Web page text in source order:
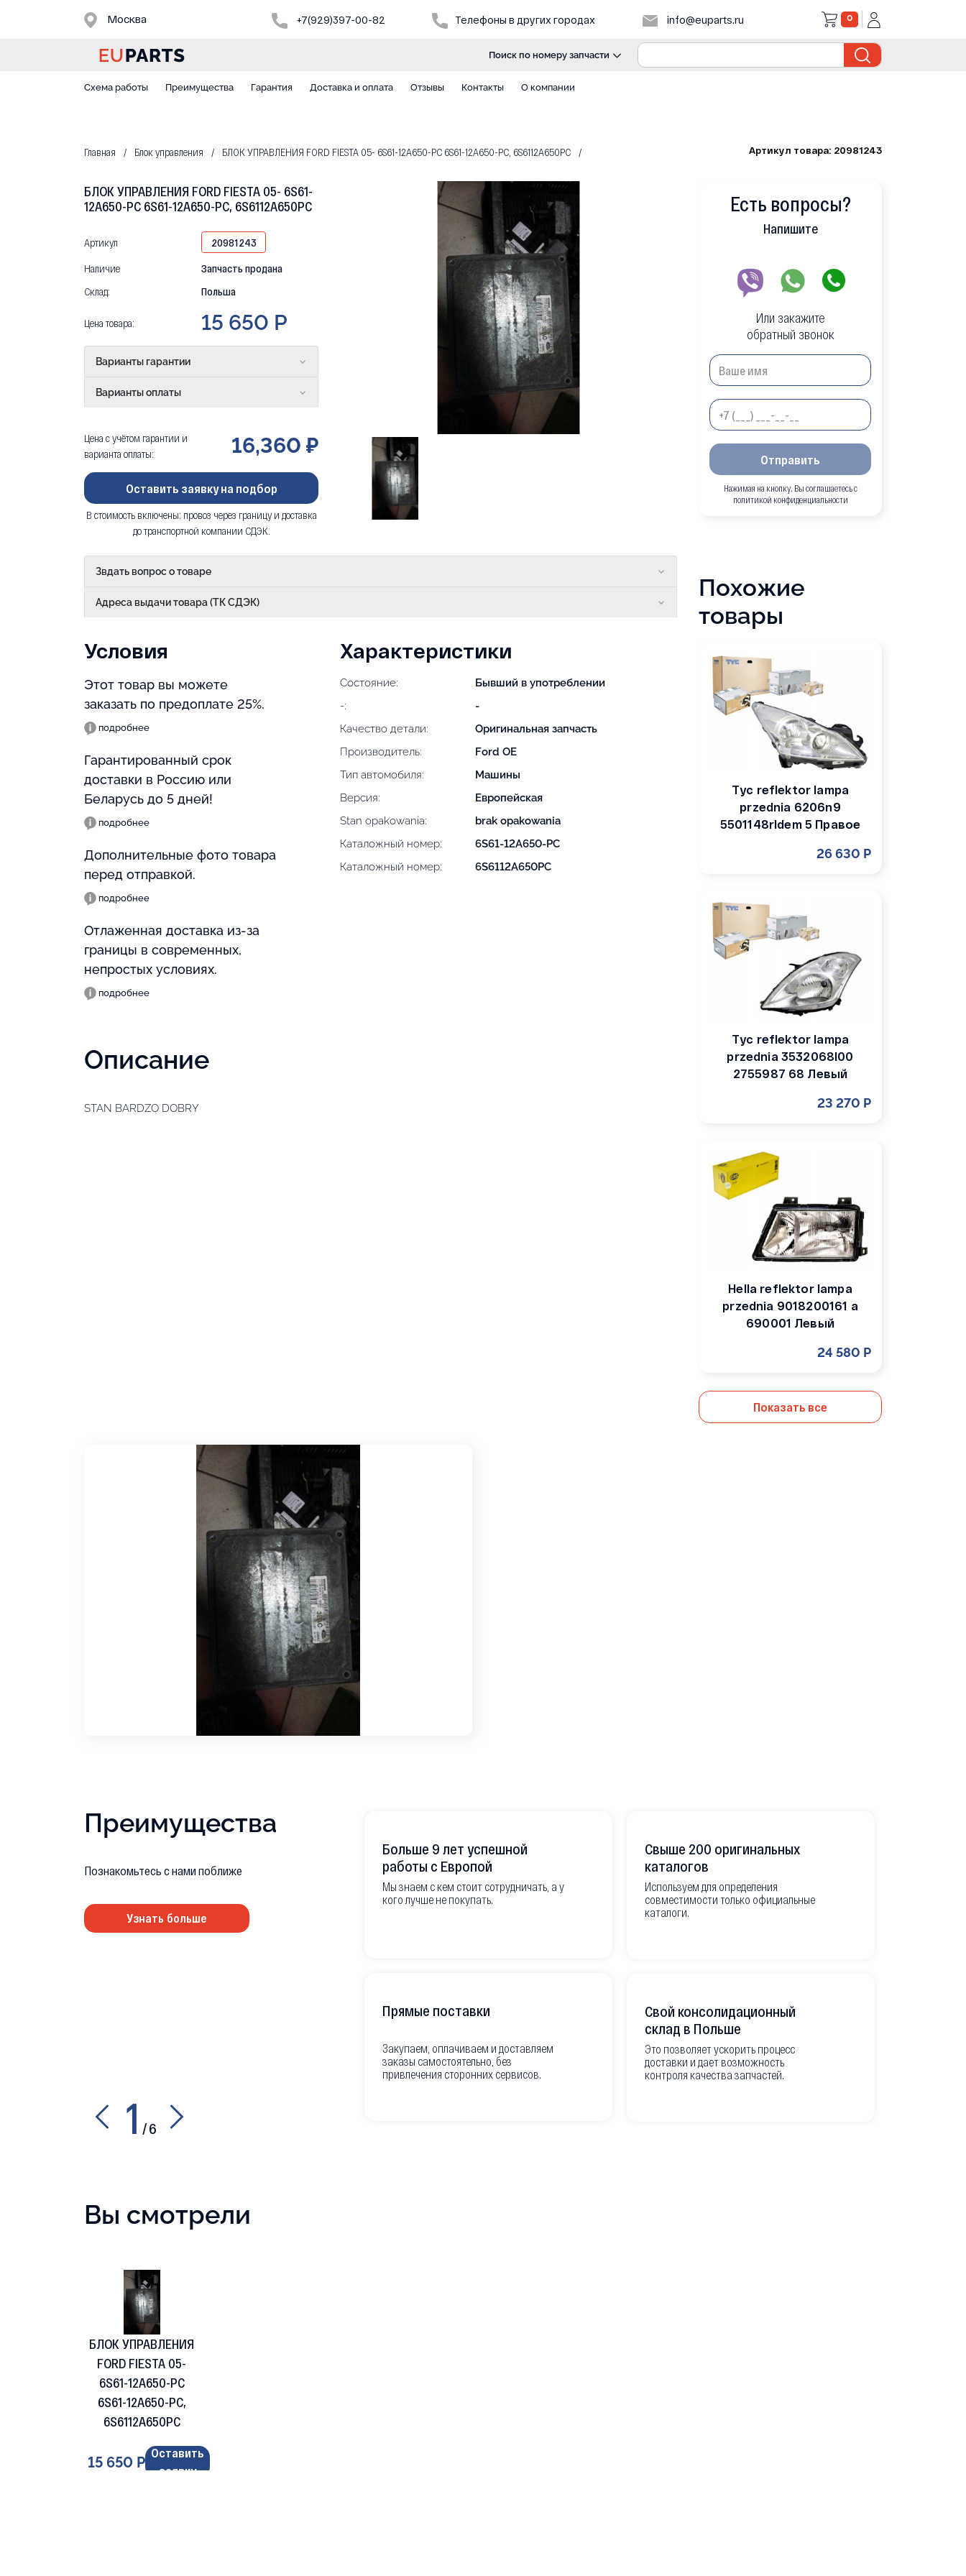
Москва +7(929)397-00-82 Телефоны в других городах info@euparts.ru 0
Поиск по номеру запчасти
Схема работы Преимущества Гарантия Доставка и оплата Отзывы Контакты О компании
Главная Блок управления БЛОК УПРАВЛЕНИЯ FORD FIESTA 05- 6S61-12A650-PC 6S61-12A650-PC, 6S6112A650PC Артикул товара: 20981243
БЛОК УПРАВЛЕНИЯ FORD FIESTA 05- 6S61-
12A650-PC 6S61-12A650-PC, 6S6112A650PC
Артикул
20981243
Наличие
Запчасть продана
Склад:
Польша
Цена товара: 15 650 Р
Варианты гарантии
Варианты оплаты
Цена с учётом гарантии и
варианта оплаты:
16,360 ₽
Оставить заявку на подбор
В стоимость включены: провоз через границу и доставка
до транспортной компании СДЭК.
Звдать вопрос о товаре
Адреса выдачи товара (ТК СДЭК)
Условия
Этот товар вы можете
заказать по предоплате 25%.
подробнее
Гарантированный срок
доставки в Россию или
Беларусь до 5 дней!
подробнее
Дополнительные фото товара
перед отправкой.
подробнее
Отлаженная доставка из-за
границы в современных,
непростых условиях.
подробнее
Характеристики
Состояние:
Бывший в употреблении
-:
-
Качество детали:
Оригинальная запчасть
Производитель:
Ford OE
Тип автомобиля:
Машины
Версия:
Европейская
Stan opakowania:
brak opakowania
Каталожный номер:
6S61-12A650-PC
Каталожный номер:
6S6112A650PC
Описание
STAN BARDZO DOBRY
Есть вопросы?
Напишите
Или закажите
обратный звонок
Отправить
Нажимая на кнопку, Вы соглашаетесь с
политикой конфиденциальности
Похожие
товары
Tyc reflektor lampa
przednia 6206n9
5501148rldem 5 Правое
26 630 Р
Tyc reflektor lampa
przednia 3532068l00
2755987 68 Левый
23 270 Р
Hella reflektor lampa
przednia 9018200161 a
690001 Левый
24 580 Р
Показать все
Преимущества
Познакомьтесь с нами поближе
Узнать больше
1 /6
Больше 9 лет успешной
работы с Европой
Мы знаем с кем стоит сотрудничать, а у
кого лучше не покупать.
Прямые поставки
Закупаем, оплачиваем и доставляем
заказы самостоятельно, без
привлечения сторонних сервисов.
Свыше 200 оригинальных
каталогов
Используем для определения
совместимости только официальные
каталоги.
Свой консолидационный
склад в Польше
Это позволяет ускорить процесс
доставки и дает возможность
контроля качества запчастей.
Вы смотрели
БЛОК УПРАВЛЕНИЯ
FORD FIESTA 05-
6S61-12A650-PC
6S61-12A650-PC,
6S6112A650PC
15 650 Р
Оставить
заявку